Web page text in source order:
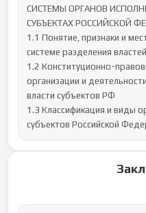
СИСТЕМЫ ОРГАНОВ
СУБЪЕКТАХ РОССИЙСКОЙ
1.1 Понятие, признаки и
системе разделения властей
1.2 Конституционно-
организации и
власти субъектов РФ
1.3 Классификация и виды
субъектов Российской